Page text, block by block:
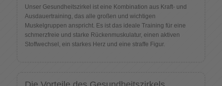
Unser Gesundheitszirkel ist eine Kombination aus Kraft- und
Ausdauertraining, das alle großen und wichtigen
Muskelgruppen anspricht. Es ist das ideale Training für eine
schmerzfreie und starke Rückenmuskulatur, einen aktiven
Stoffwechsel, ein starkes Herz und eine straffe Figur.